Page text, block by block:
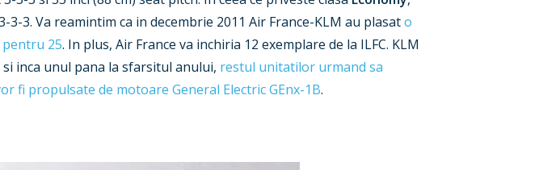
3. Va reamintim ca in decembrie 2011 Air France-KLM au plasato
25. In plus, Air France va inchiria 12 exemplare de la ILFC. KLM
inca unul pana la sfarsitul anului, restul unitatilor urmand sa
fi propulsate de motoare General Electric GEnx-1B.